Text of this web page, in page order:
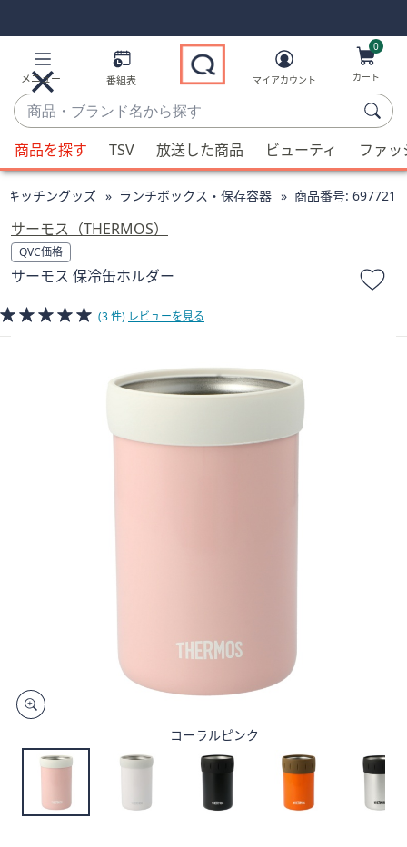
Links
Links2
メニュー 番組表
商
品・
ブ
ラ
ン
名
か
ら
す
候
補
利
用
可
能
場
ス
左
ス
マイアカウント
0
カート
商品を探す TSV 放送した商品 ビューティ ファ
キッチングッズ ランチボックス・保存容器 商品番号: 697721
サーモス（THERMOS）
QVC価格
サーモス 保冷缶ホルダー
(3 件) レビューを見る
コーラルピンク